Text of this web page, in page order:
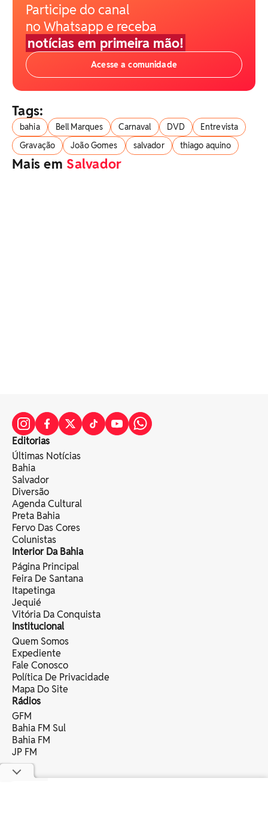
Participe do canal
no Whatsapp e receba
notícias em primeira mão!
Acesse a comunidade
Tags:
bahia Bell Marques Carnaval DVD
Entrevista
Gravação
João Gomes salvador thiago aquino
Mais em Salvador
Editorias
Últimas Notícias
Bahia
Salvador
Diversão
Agenda Cultural
Preta Bahia
Fervo Das Cores
Colunistas
Interior Da Bahia
Página Principal
Feira De Santana
Itapetinga
Jequié
Vitória Da Conquista
Institucional
Quem Somos
Expediente
Fale Conosco
Política De Privacidade
Mapa Do Site
Rádios
GFM
Bahia FM Sul
Bahia FM
JP FM